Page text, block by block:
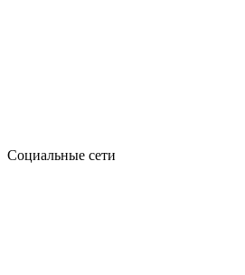
Социальные сети